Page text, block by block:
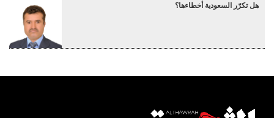
هل تكرّر السعودية أخطاءها؟